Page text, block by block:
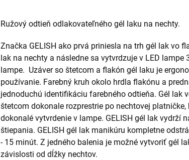
Ružový odtieň odlakovateľného gél laku na nechty.
Značka GELISH ako prvá priniesla na trh gél lak vo
lak na nechty a následne sa vytvrdzuje v LED
lampe. Uzáver so štetcom a flakón gél laku je
používanie. Farebný kruh okolo hrdla flakónu a
jednoduchú identifikáciu farebného odtieňa. Gél lak
štetcom dokonale rozprestrie po nechtovej
dokonalé vytvrdenie v lampe. GELISH gél lak vydrží
štiepania. GELISH gél lak manikúru kompletne
- 15 minút. Z jedného balenia je možné vytvoriť gél
závislosti od dĺžky nechtov.